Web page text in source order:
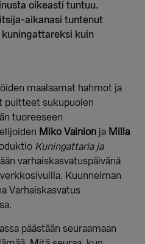
oikeasti tuntuu.
aikanasi tuntenut
kuningattareksi kuin
maalaamat hahmot ja
puitteet sukupuolen
tuoreeseen
Miko Vainion ja Milla
Kuningattaria ja
varhaiskasvatuspäivänä
Kuunnelman
Varhaiskasvatus
päästään seuraamaan